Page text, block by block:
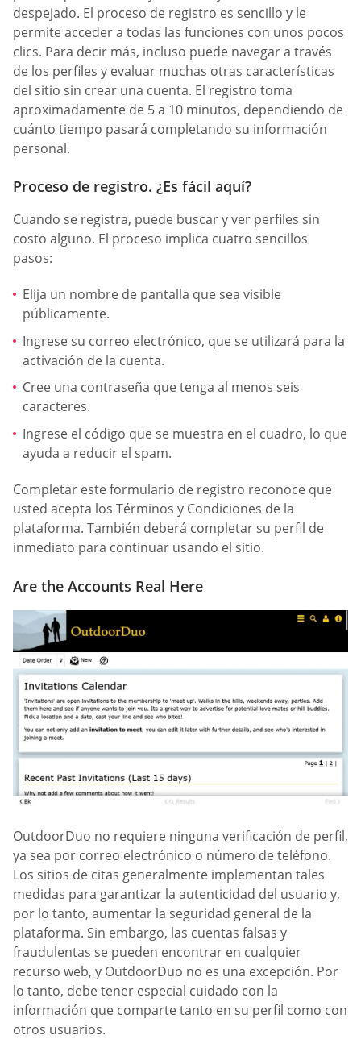
despejado. El proceso de registro es sencillo y le
permite acceder a todas las funciones con unos pocos
clics. Para decir más, incluso puede navegar a través
de los perfiles y evaluar muchas otras características
del sitio sin crear una cuenta. El registro toma
aproximadamente de 5 a 10 minutos, dependiendo de
cuánto tiempo pasará completando su información
personal.
Proceso de registro. ¿Es fácil aquí?
Cuando se registra, puede buscar y ver perfiles sin
costo alguno. El proceso implica cuatro sencillos
pasos:
Elija un nombre de pantalla que sea visible
públicamente.
Ingrese su correo electrónico, que se utilizará para la
activación de la cuenta.
Cree una contraseña que tenga al menos seis
caracteres.
Ingrese el código que se muestra en el cuadro, lo que
ayuda a reducir el spam.
Completar este formulario de registro reconoce que
usted acepta los Términos y Condiciones de la
plataforma. También deberá completar su perfil de
inmediato para continuar usando el sitio.
Are the Accounts Real Here
OutdoorDuo no requiere ninguna verificación de perfil,
ya sea por correo electrónico o número de teléfono.
Los sitios de citas generalmente implementan tales
medidas para garantizar la autenticidad del usuario y,
por lo tanto, aumentar la seguridad general de la
plataforma. Sin embargo, las cuentas falsas y
fraudulentas se pueden encontrar en cualquier
recurso web, y OutdoorDuo no es una excepción. Por
lo tanto, debe tener especial cuidado con la
información que comparte tanto en su perfil como con
otros usuarios.